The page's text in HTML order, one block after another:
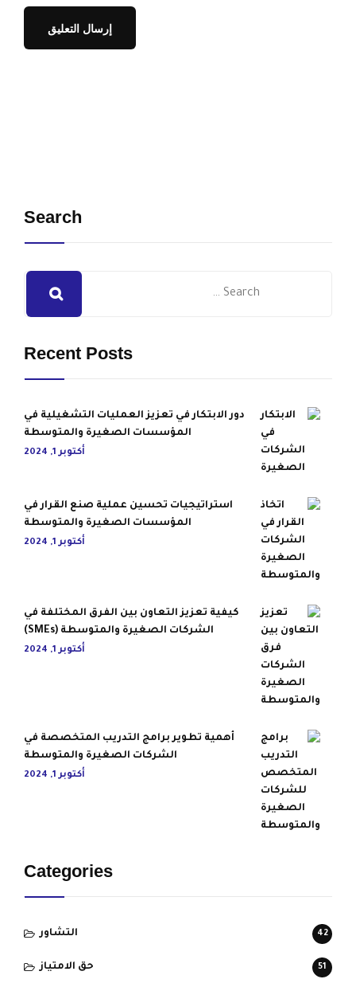
Search
Recent Posts
دور الابتكار في تعزيز العمليات التشغيلية في
المؤسسات الصغيرة والمتوسطة
أكتوبر 1, 2024
استراتيجيات تحسين عملية صنع القرار في
المؤسسات الصغيرة والمتوسطة
أكتوبر 1, 2024
كيفية تعزيز التعاون بين الفرق المختلفة في
الشركات الصغيرة والمتوسطة (SMEs)
أكتوبر 1, 2024
أهمية تطوير برامج التدريب المتخصصة في
الشركات الصغيرة والمتوسطة
أكتوبر 1, 2024
Categories
التشاور 42
حق الامتياز 51